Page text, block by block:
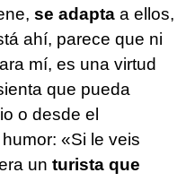
se adapta a ellos,
ahí, parece que ni
mí, es una virtud
que pueda
o desde el
«Si le veis
un turista que